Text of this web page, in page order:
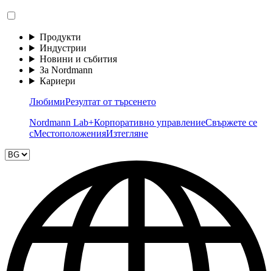
Продукти
Индустрии
Новини и събития
За Nordmann
Кариери
ЛюбимиРезултат от търсенето
Nordmann Lab+Корпоративно управлениеСвържете се
сМестоположенияИзтегляне